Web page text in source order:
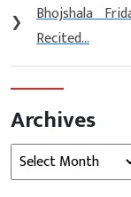
❯
Bhojshala
Recited...
Archives
Archives